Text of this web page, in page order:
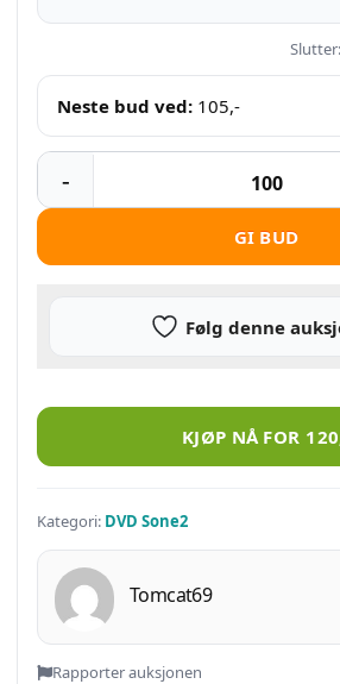
Neste bud ved: 105,-
GI BUD
Følg denne
Pretty little liars – sesong 1 og 2 antall
KJØP NÅ FOR 120
Kategori: DVD Sone2
Tomcat69
Rapporter auksjonen